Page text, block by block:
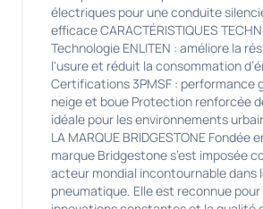
électriques pour une conduite
efficace CARACTÉRISTIQUES
Technologie ENLITEN : améliore la
l'usure et réduit la consommation
Certifications 3PMSF : performance
neige et boue Protection renforcée
idéale pour les environnements
LA MARQUE BRIDGESTONE Fondée
marque Bridgestone s’est imposée
acteur mondial incontournable dans
pneumatique. Elle est reconnue pour